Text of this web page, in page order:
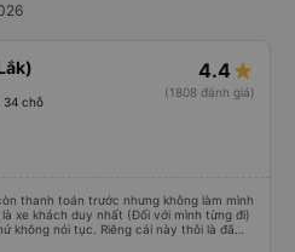
34 chỗ
4.4
(1808 đánh giá)
thanh toán trước nhưng không làm mình
xe khách duy nhất (Đối với mình từng đi)
không nói tục. Riêng cái này thôi là đã
pepsi rất dễ thương chứ không có